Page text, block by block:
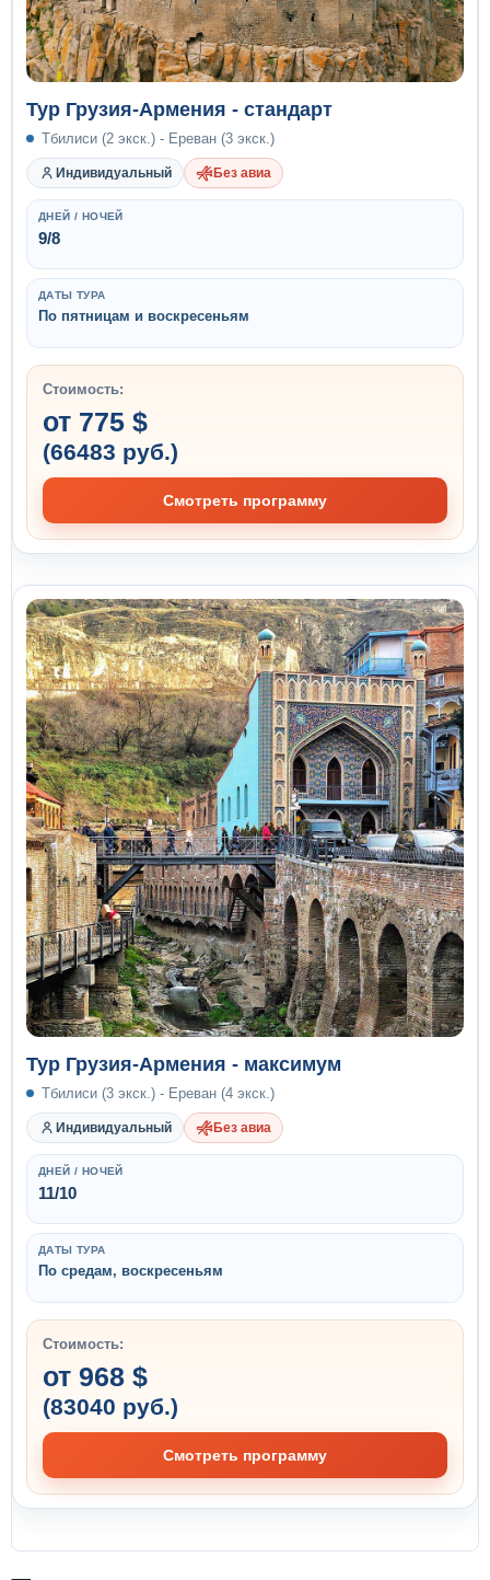
Тур Грузия-Армения - стандарт
Тбилиси (2 экск.) - Ереван (3 экск.)
Индивидуальный Без авиа
ДНЕЙ / НОЧЕЙ
9/8
ДАТЫ ТУРА
По пятницам и воскресеньям
Стоимость:
от 775 $
(66483 руб.)
Смотреть программу
Тур Грузия-Армения - максимум
Тбилиси (3 экск.) - Ереван (4 экск.)
Индивидуальный Без авиа
ДНЕЙ / НОЧЕЙ
11/10
ДАТЫ ТУРА
По средам, воскресеньям
Стоимость:
от 968 $
(83040 руб.)
Смотреть программу